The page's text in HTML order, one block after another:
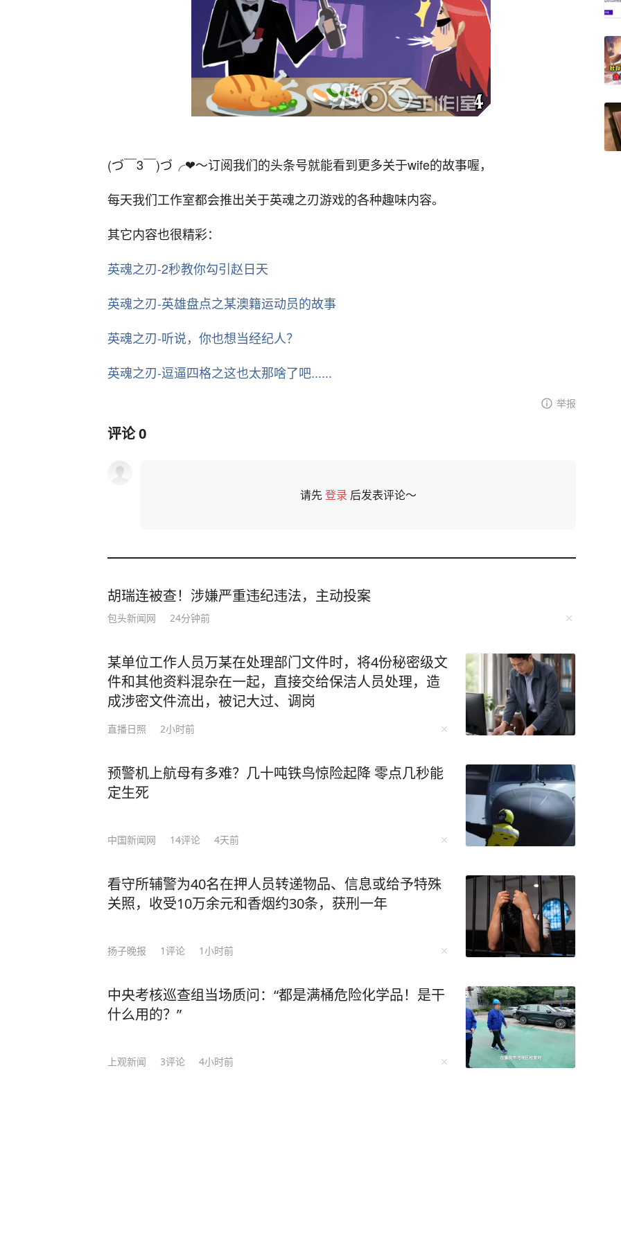
(づ￣3￣)づ╭❤～订阅我们的头条号就能看到更多关于wife的故事喔，
每天我们工作室都会推出关于英魂之刃游戏的各种趣味内容。
其它内容也很精彩：
英魂之刃-2秒教你勾引赵日天
英魂之刃-英雄盘点之某澳籍运动员的故事
英魂之刃-听说，你也想当经纪人？
英魂之刃-逗逼四格之这也太那啥了吧......
举报
评论0
请先登录 后发表评论～
胡瑞连被查！涉嫌严重违纪违法，主动投案
包头新闻网 24分钟前
某单位工作人员万某在处理部门文件时，将4份秘密级文
件和其他资料混杂在一起，直接交给保洁人员处理，造
成涉密文件流出，被记大过、调岗
直播日照 2小时前
预警机上航母有多难？几十吨铁鸟惊险起降 零点几秒能
定生死
中国新闻网 14评论 4天前
看守所辅警为40名在押人员转递物品、信息或给予特殊
关照，收受10万余元和香烟约30条，获刑一年
扬子晚报 1评论 1小时前
中央考核巡查组当场质问：“都是满桶危险化学品！是干
什么用的？”
上观新闻 3评论 4小时前